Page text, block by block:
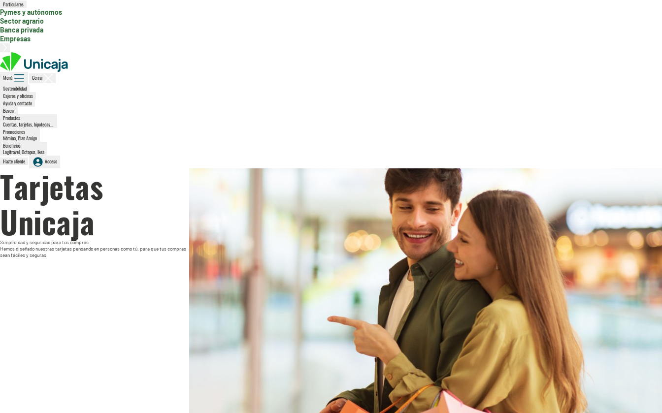
Particulares
, sección activa
Pymes y autónomos
Sector agrario
Banca privada
Empresas
Menú
Cerrar
Sostenibilidad
Cajeros y oficinas
Ayuda y contacto
Buscar
Productos
Cuentas, tarjetas, hipotecas...
Promociones
Nómina, Plan Amigo
Beneficios
Logitravel, Octopus, Ikea
Hazte cliente
Acceso
Tarjetas
Unicaja
Simplicidad y seguridad para tus compras
Hemos diseñado nuestras tarjetas pensando en personas como tú, para que tus compras
sean fáciles y seguras.